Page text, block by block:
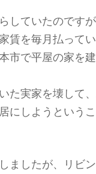
していたのです
賃を毎月払って
市で平屋の家を
た実家を壊して
にしようという
ましたが、リビ